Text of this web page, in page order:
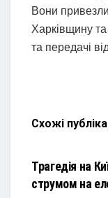
Вони
Харківщину
та передачі
Схожі
Трагедія на
струмом на